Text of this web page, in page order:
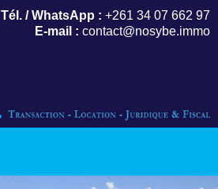
Tél. / WhatsApp : +261 34 07 662 97
E-mail : contact@nosybe.immo